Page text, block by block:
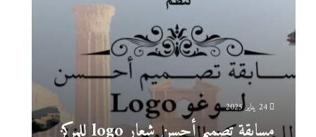
24 يناير 2025